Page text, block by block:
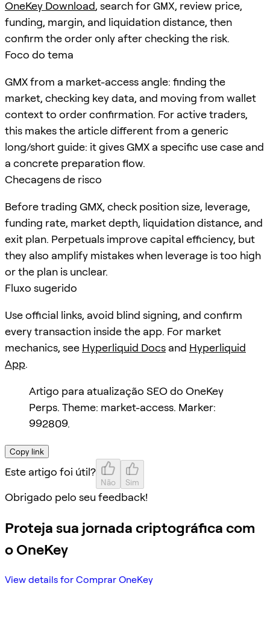
OneKey Download, search forGMX, review price,
funding, margin, and liquidation distance, then
confirm the order only after checking the risk.
Foco do tema
GMX from a market-access angle: finding the
market, checking key data, and moving from wallet
context to order confirmation. For active traders,
this makes the article different from a generic
long/short guide: it gives GMX a specific use case and
a concrete preparation flow.
Checagens de risco
Before trading GMX, check position size, leverage,
funding rate, market depth, liquidation distance, and
exit plan. Perpetuals improve capital efficiency, but
they also amplify mistakes when leverage is too high
or the plan is unclear.
Fluxo sugerido
Use official links, avoid blind signing, and confirm
every transaction inside the app. For market
mechanics, see Hyperliquid Docs and Hyperliquid
App.
Artigo para atualização SEO do OneKey
Perps. Theme: market-access. Marker:
992809.
Copy link
Este artigo foi útil?
Não Sim
Obrigado pelo seu feedback!
Proteja sua jornada criptográfica com
o OneKey
View details for Comprar OneKey